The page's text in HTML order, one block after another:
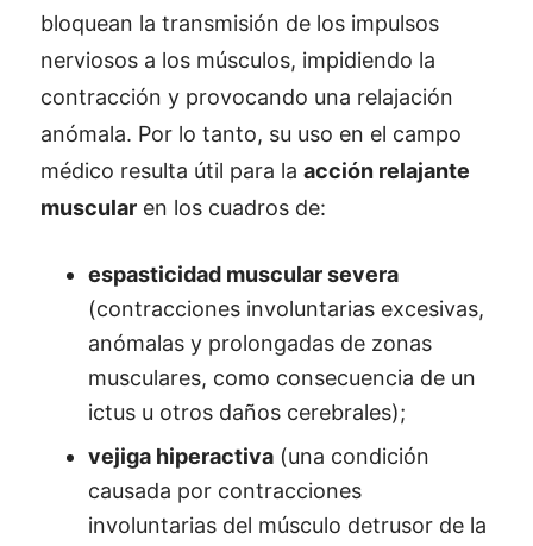
bloquean la transmisión de los impulsos
nerviosos a los músculos, impidiendo la
contracción y provocando una relajación
anómala. Por lo tanto, su uso en el campo
médico resulta útil para la acción relajante
muscular en los cuadros de:
espasticidad muscular severa
(contracciones involuntarias excesivas,
anómalas y prolongadas de zonas
musculares, como consecuencia de un
ictus u otros daños cerebrales);
vejiga hiperactiva (una condición
causada por contracciones
involuntarias del músculo detrusor de la